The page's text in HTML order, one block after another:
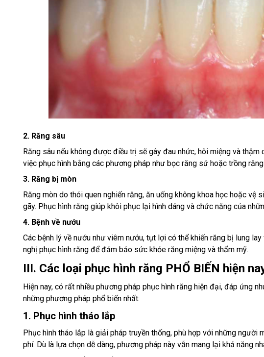
2. Răng sâu
Răng sâu nếu không được điều trị sẽ gây đau nhức, hôi miệng và
việc phục hình bằng các phương pháp như bọc răng sứ hoặc trồng
3. Răng bị mòn
Răng mòn do thói quen nghiến răng, ăn uống không khoa học hoặc vệ
gãy. Phục hình răng giúp khôi phục lại hình dáng và chức năng của
4. Bệnh về nướu
Các bệnh lý về nướu như viêm nướu, tụt lợi có thể khiến răng bị lung
nghị phục hình răng để đảm bảo sức khỏe răng miệng và thẩm mỹ.
III. Các loại phục hình răng PHỔ BIẾN hiện
Hiện nay, có rất nhiều phương pháp phục hình răng hiện đại, đáp ứng
những phương pháp phổ biến nhất:
1. Phục hình tháo lắp
Phục hình tháo lắp là giải pháp truyền thống, phù hợp với những người
phí. Dù là lựa chọn dễ dàng, phương pháp này vẫn mang lại khả năng